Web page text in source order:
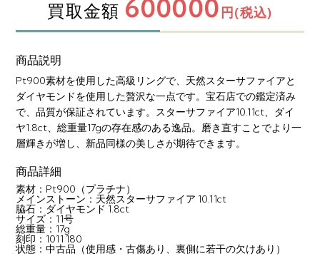
買取金額 600000 円(税込)
商品説明
Pt900素材を使用した高級リングで、天然スターサファイアと
ダイヤモンドを使用した贅沢な一点です。宝石店での鑑定済み
で、品質が保証されています。スターサファイア10.11ct、ダイ
ヤ1.8ct、総重量17gの存在感のある逸品。磨き直すことでより一
層輝きが増し、新品同様の美しさが期待できます。
商品詳細
素材：Pt900（プラチナ）
メインストーン：天然スターサファイア 10.11ct
脇石：ダイヤモンド 1.8ct
サイズ：11号
総重量：17g
刻印：1011 180
状態：中古品（使用感・古傷あり、裏側に若干の欠けあり）